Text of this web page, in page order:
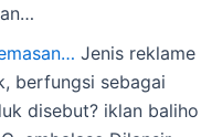
Jenis reklame
berfungsi sebagai
disebut? iklan baliho